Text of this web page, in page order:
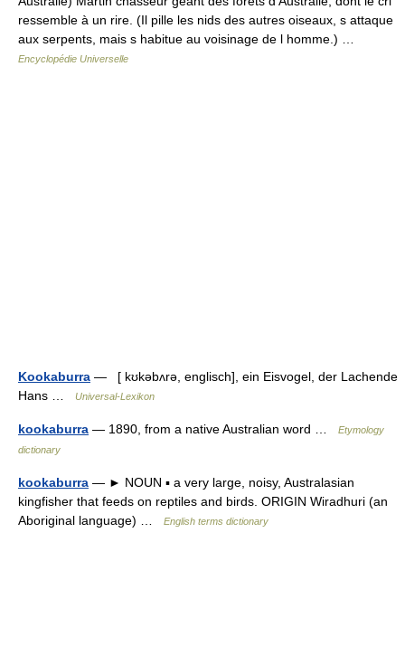
ressemble à un rire. (Il pille les nids des autres oiseaux, s attaque
aux serpents, mais s habitue au voisinage de l homme.) …
Encyclopédie Universelle
Kookaburra — [ kʊkəbʌrə, englisch], ein Eisvogel, der Lachende
Hans …
Universal-Lexikon
kookaburra — 1890, from a native Australian word …
Etymology
dictionary
kookaburra — ► NOUN ▪ a very large, noisy, Australasian
kingfisher that feeds on reptiles and birds. ORIGIN Wiradhuri (an
Aboriginal language) …
English terms dictionary